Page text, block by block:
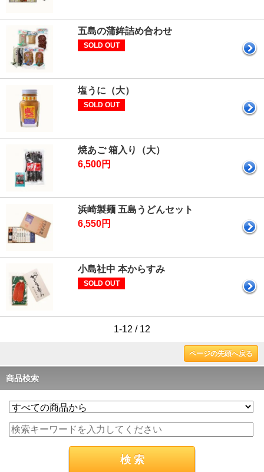
五島の蒲鉾詰め合わせ
SOLD OUT
塩うに（大）
SOLD OUT
焼あご 箱入り（大）
6,500円
浜崎製麺 五島うどんセット
6,550円
小島社中 本からすみ
SOLD OUT
1-12 / 12
ページの先頭へ戻る
商品検索